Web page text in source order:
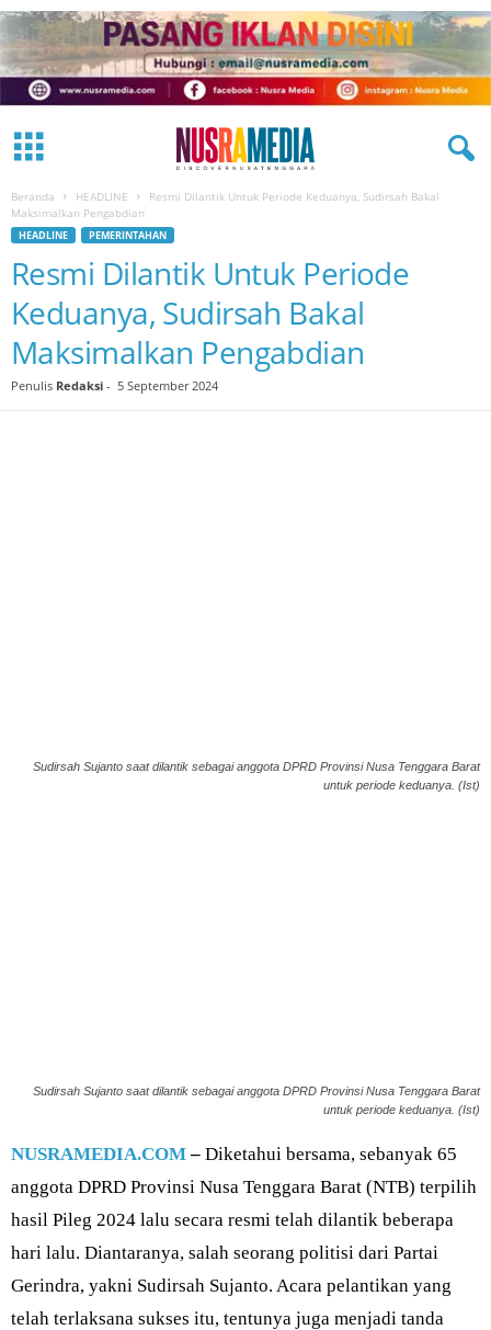
Beranda HEADLINE
Resmi Dilantik Untuk Periode Keduanya, Sudirsah Bakal
Maksimalkan Pengabdian
HEADLINE PEMERINTAHAN
Resmi Dilantik Untuk Periode
Keduanya, Sudirsah Bakal
Maksimalkan Pengabdian
Penulis Redaksi - 5 September 2024
Sudirsah Sujanto saat dilantik sebagai anggota DPRD Provinsi Nusa Tenggara Barat
untuk periode keduanya. (Ist)
Sudirsah Sujanto saat dilantik sebagai anggota DPRD Provinsi Nusa Tenggara Barat
untuk periode keduanya. (Ist)
NUSRAMEDIA.COM– Diketahui bersama, sebanyak 65
anggota DPRD Provinsi Nusa Tenggara Barat (NTB) terpilih
hasil Pileg 2024 lalu secara resmi telah dilantik beberapa
hari lalu. Diantaranya, salah seorang politisi dari Partai
Gerindra, yakni Sudirsah Sujanto. Acara pelantikan yang
telah terlaksana sukses itu, tentunya juga menjadi tanda